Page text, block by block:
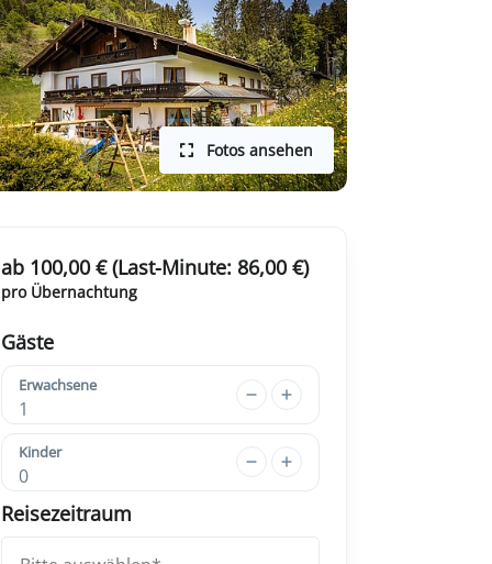
Fotos ansehen
ab 100,00 € (Last-Minute: 86,00 €)
pro Übernachtung
Gäste
Erwachsene
1
Kinder
0
Reisezeitraum